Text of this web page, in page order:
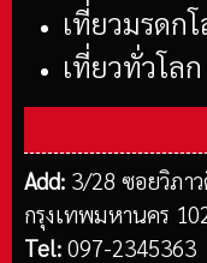
เที่ยวมรดก
เที่ยวทั่วโลก
Add: 3/28 ซอยวิภา
กรุงเทพมหานคร
Tel: 097-2345363